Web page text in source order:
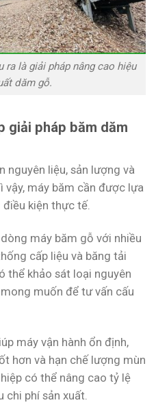
ra là giải pháp nâng cao hiệu
dăm gỗ.
giải pháp băm dăm
nguyên liệu, sản lượng và
vậy, máy băm cần được lựa
điều kiện thực tế.
dòng máy băm gỗ với nhiều
cấp liệu và băng tải
thể khảo sát loại nguyên
muốn để tư vấn cấu
máy vận hành ổn định,
hơn và hạn chế lượng mùn
có thể nâng cao tỷ lệ
phí sản xuất.